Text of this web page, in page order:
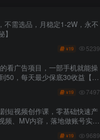
不需选品，月稳定1-2W，永不
¥19 5239
看广告项目，一部手机就能操
50，每天最少保底30收益【揭
¥19 7497
短视频创作课，零基础快速产
频、MV内容，落地做账号实现
¥19 9689